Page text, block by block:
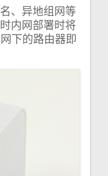
、异地组网等
内网部署时将
下的路由器即